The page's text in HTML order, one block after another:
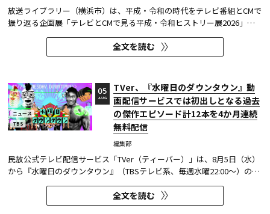
放送ライブラリー（横浜市）は、平成・令和の時代をテレビ番組とCMで
振り返る企画展「テレビとCMで見る平成・令和ヒストリー展2026」を8
月7日～9月27日に開催する。
全文を読む
ニュース
TBS
TVer、『水曜日のダウンタウン』動
画配信サービスでは初出しとなる過去
の傑作エピソード計12本を4か月連続
無料配信
編集部
05
AUG
民放公式テレビ配信サービス「TVer（ティーバー）」は、8月5日（水）
から『水曜日のダウンタウン』（TBSテレビ系、毎週水曜22:00～）の過
去に放送された傑作エピソード計12本を4か月にわたり配信する。本エ
ピソードが動画配信サービスで配信されるのは今回が初めてとなる。
TVerはすべて無料で見放題となっている。 『水曜日のダウンタウン...
全文を読む